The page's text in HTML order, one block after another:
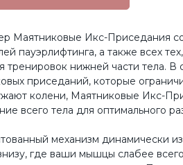
Маятниковые Икс-Приседания
пауэрлифтинга, а также всех
тренировок нижней части тела. В
приседаний, которые
колени, Маятниковые Икс-
всего тела для оптимального
механизм динамически
где ваши мышцы слабее